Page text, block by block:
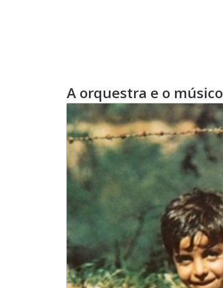
A orquestra e o músico